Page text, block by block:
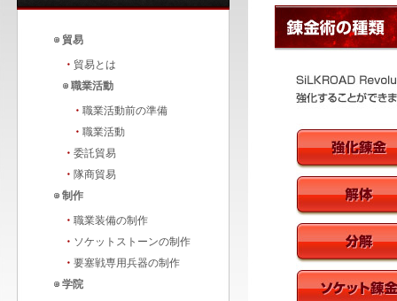
貿易
・ 貿易とは
職業活動
・ 職業活動前の準備
・ 職業活動
・ 委託貿易
・ 隊商貿易
制作
・ 職業装備の制作
・ ソケットストーンの制作
・ 要塞戦専用兵器の制作
学院